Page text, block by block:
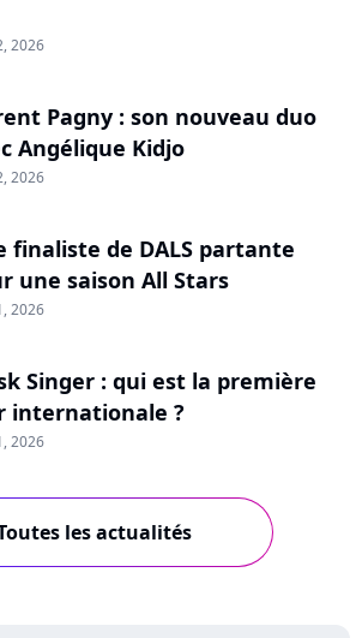
2026
Pagny : son nouveau duo
Angélique Kidjo
2026
finaliste de DALS partante
une saison All Stars
2026
Singer : qui est la première
internationale ?
2026
les actualités